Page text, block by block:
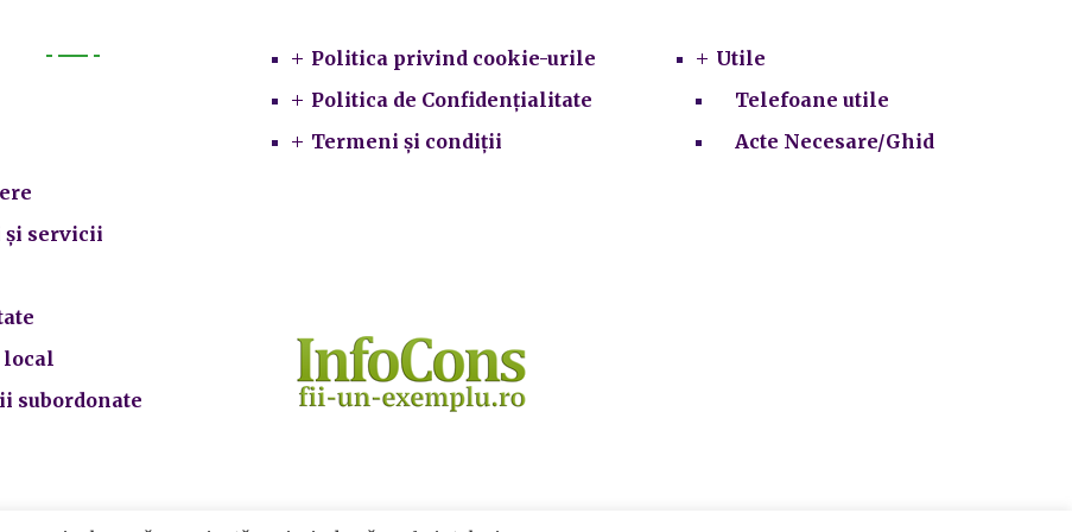
servicii
subordonate
Politica privind cookie-urile
Politica de Confidențialitate
Termeni și condiții
Utile
Telefoane utile
Acte Necesare/Ghid